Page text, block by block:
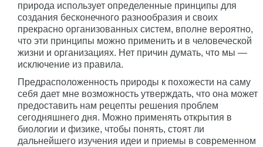
природа использует определенные принципы для
создания бесконечного разнообразия и своих
прекрасно организованных систем, вполне вероятно,
что эти принципы можно применить и в человеческой
жизни и организациях. Нет причин думать, что мы —
исключение из правила.
Предрасположенность природы к похожести на саму
себя дает мне возможность утверждать, что она может
предоставить нам рецепты решения проблем
сегодняшнего дня. Можно применять открытия в
биологии и физике, чтобы понять, стоят ли
дальнейшего изучения идеи и приемы в современном